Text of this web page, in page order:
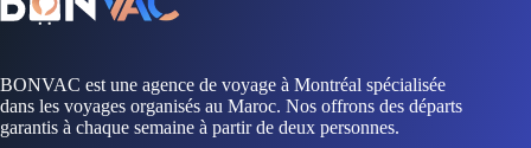
BONVAC est une agence de voyage à Montréal spécialisée
dans les voyages organisés au Maroc. Nos offrons des départs
garantis à chaque semaine à partir de deux personnes.